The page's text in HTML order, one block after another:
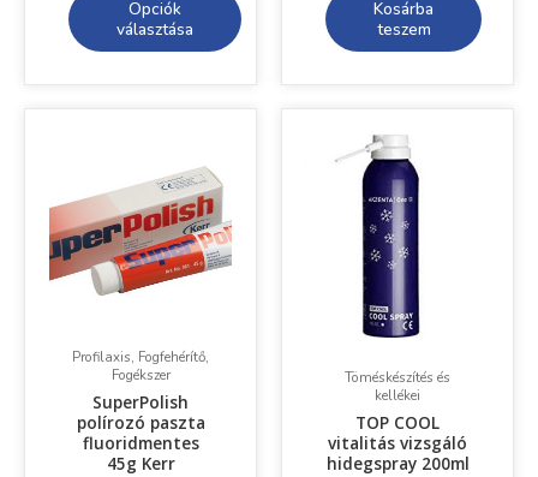
Opciók
választása
Kosárba
teszem
Profilaxis, Fogfehérítő,
Fogékszer
SuperPolish
polírozó paszta
fluoridmentes
45g Kerr
Töméskészítés és
kellékei
TOP COOL
vitalitás vizsgáló
hidegspray 200ml